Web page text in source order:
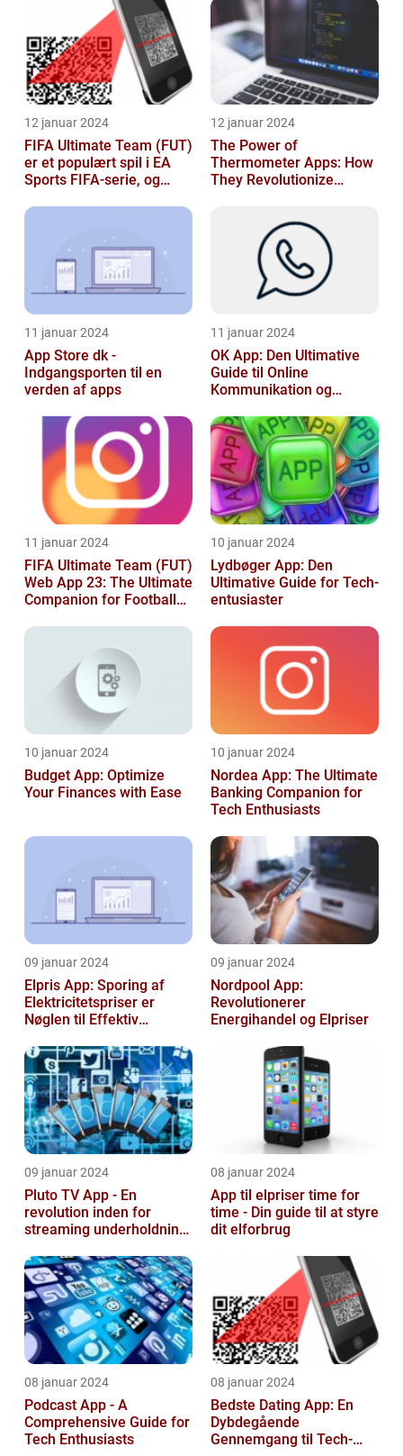
12 januar 2024
FIFA Ultimate Team (FUT)
er et populært spil i EA
Sports FIFA-serie, og
spæ...
12 januar 2024
The Power of
Thermometer Apps: How
They Revolutionize
11 januar 2024
App Store dk -
Indgangsporten til en
verden af apps
11 januar 2024
OK App: Den Ultimative
Guide til Online
Kommunikation og
11 januar 2024
FIFA Ultimate Team (FUT)
Web App 23: The Ultimate
Companion for Football
10 januar 2024
Lydbøger App: Den
Ultimative Guide for Tech-
entusiaster
10 januar 2024
Budget App: Optimize
Your Finances with Ease
10 januar 2024
Nordea App: The Ultimate
Banking Companion for
Tech Enthusiasts
09 januar 2024
Elpris App: Sporing af
Elektricitetspriser er
Nøglen til Effektiv
09 januar 2024
Nordpool App:
Revolutionerer
Energihandel og Elpriser
09 januar 2024
Pluto TV App - En
revolution inden for
streaming underholdning
08 januar 2024
App til elpriser time for
time - Din guide til at styre
dit elforbrug
08 januar 2024
Podcast App - A
Comprehensive Guide for
Tech Enthusiasts
08 januar 2024
Bedste Dating App: En
Dybdegående
Gennemgang til Tech-